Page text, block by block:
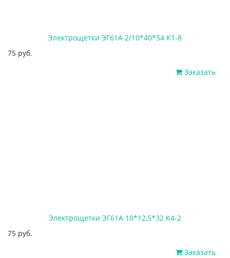
Электрощетки ЭГ61А 2/10*40*54 К1-8
75 руб.
Заказать
Электрощетки ЭГ61А 10*12,5*32 К4-2
75 руб.
Заказать